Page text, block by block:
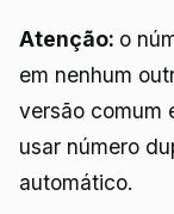
Atenção: o
em nenhum
versão comum
usar número
automático.